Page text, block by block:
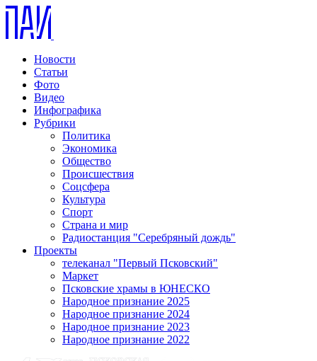
Новости
Статьи
Фото
Видео
Инфографика
Рубрики
Политика
Экономика
Общество
Происшествия
Соцсфера
Культура
Спорт
Страна и мир
Радиостанция "Серебряный дождь"
Проекты
телеканал "Первый Псковский"
Маркет
Псковские храмы в ЮНЕСКО
Народное признание 2025
Народное признание 2024
Народное признание 2023
Народное признание 2022